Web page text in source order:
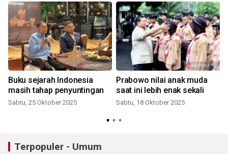
Buku sejarah Indonesia
masih tahap penyuntingan
Sabtu, 25 Oktober 2025
Prabowo nilai anak muda
saat ini lebih enak sekali
Sabtu, 18 Oktober 2025
Terpopuler - Umum